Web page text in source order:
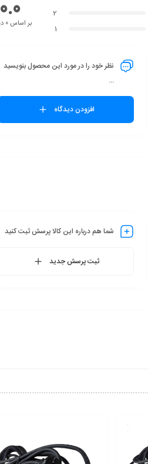
2
1
0.0بر اساس 0 دیدگاه
نظر خود را در مورد این محصول بنویسید
...
افزودن دیدگاه
شما هم درباره این کالا پرسش ثبت کنید
ثبت پرسش جدید